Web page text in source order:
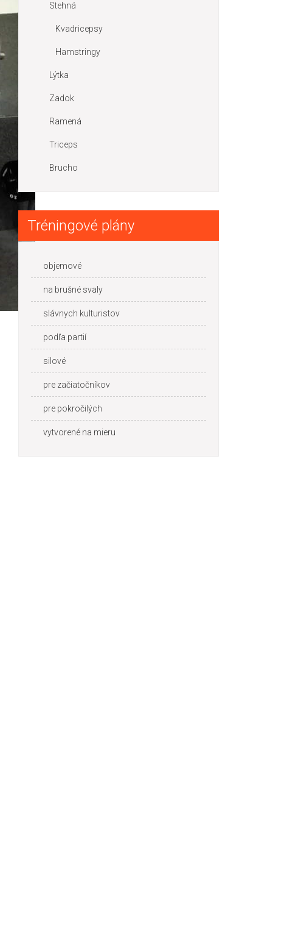
Stehná
Kvadricepsy
Hamstringy
Lýtka
Zadok
Ramená
Triceps
Brucho
Tréningové plány
objemové
na brušné svaly
slávnych kulturistov
podľa partií
silové
pre začiatočníkov
pre pokročilých
vytvorené na mieru